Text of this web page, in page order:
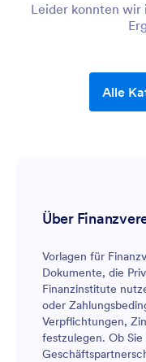
Leider konnten wir
Alle
Über
Vorlagen für
Dokumente, die
Finanzinstitute
oder
Verpflichtungen,
festzulegen. Ob